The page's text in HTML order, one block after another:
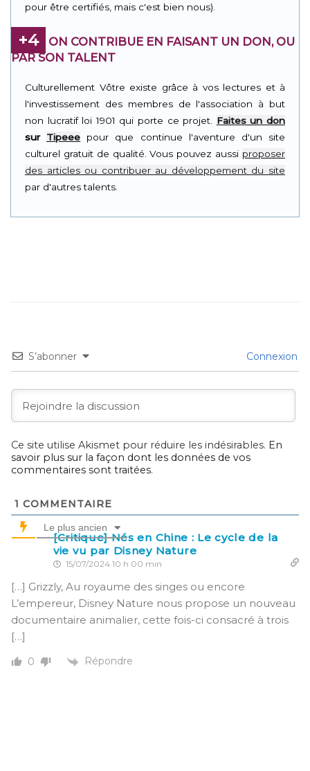
pour être certifiés, mais c'est bien nous).
+4
ON CONTRIBUE EN FAISANT UN DON, OU
PAR SON TALENT
Culturellement Vôtre existe grâce à vos lectures et à
l'investissement des membres de l'association à but
non lucratif loi 1901 qui porte ce projet. Faites un don
sur Tipeee pour que continue l'aventure d'un site
culturel gratuit de qualité. Vous pouvez aussi proposer
des articles ou contribuer au développement du site
par d'autres talents.
S’abonner Connexion
Ce site utilise Akismet pour réduire les indésirables. En
savoir plus sur la façon dont les données de vos
commentaires sont traitées.
1 COMMENTAIRE
Le plus ancien
[Critique] Nés en Chine : Le cycle de la
vie vu par Disney Nature
15/07/2024 10 h 00 min
[…] Grizzly, Au royaume des singes ou encore
L’empereur, Disney Nature nous propose un nouveau
documentaire animalier, cette fois-ci consacré à trois
[…]
0 Répondre